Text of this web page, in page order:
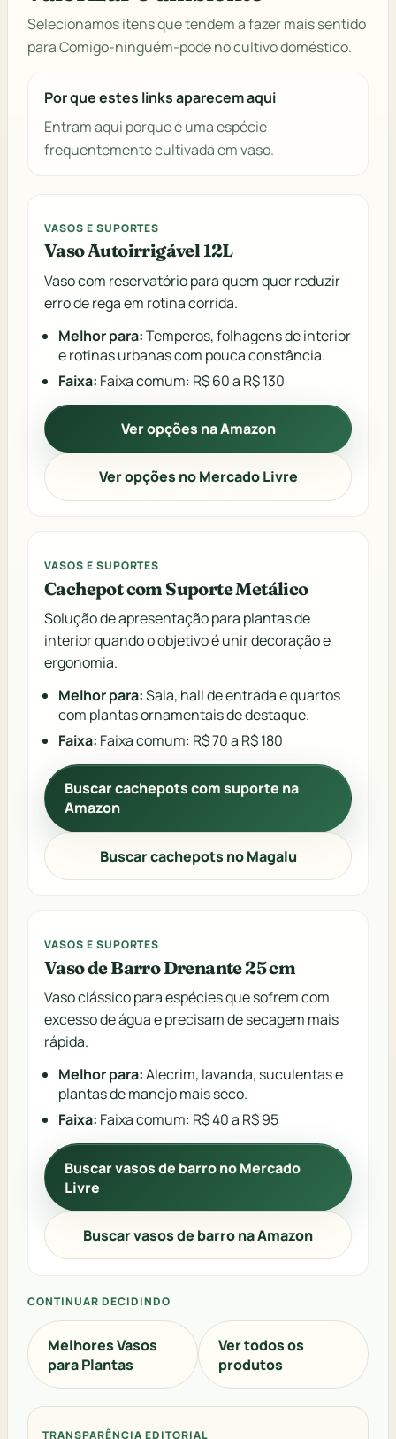
Selecionamos itens que tendem a fazer mais sentido
para Comigo-ninguém-pode no cultivo doméstico.
Por que estes links aparecem aqui
Entram aqui porque é uma espécie
frequentemente cultivada em vaso.
VASOS E SUPORTES
Vaso Autoirrigável 12L
Vaso com reservatório para quem quer reduzir
erro de rega em rotina corrida.
Melhor para:Temperos, folhagens de interior
e rotinas urbanas com pouca constância.
Faixa: Faixa comum: R$ 60 a R$ 130
Ver opções na Amazon
Ver opções no Mercado Livre
VASOS E SUPORTES
Cachepot com Suporte Metálico
Solução de apresentação para plantas de
interior quando o objetivo é unir decoração e
ergonomia.
Melhor para:Sala, hall de entrada e quartos
com plantas ornamentais de destaque.
Faixa: Faixa comum: R$ 70 a R$ 180
Buscar cachepots com suporte na
Amazon
Buscar cachepots no Magalu
VASOS E SUPORTES
Vaso de Barro Drenante 25 cm
Vaso clássico para espécies que sofrem com
excesso de água e precisam de secagem mais
rápida.
Melhor para:Alecrim, lavanda, suculentas e
plantas de manejo mais seco.
Faixa: Faixa comum: R$ 40 a R$ 95
Buscar vasos de barro no Mercado
Livre
Buscar vasos de barro na Amazon
CONTINUAR DECIDINDO
Melhores Vasos
para Plantas
Ver todos os
produtos
TRANSPARÊNCIA EDITORIAL